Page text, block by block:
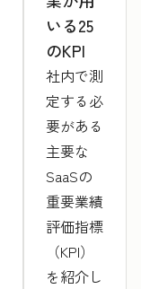
いる25
のKPI
社内で測
定する必
要がある
主要な
SaaSの
重要業績
評価指標
（KPI）
を紹介し